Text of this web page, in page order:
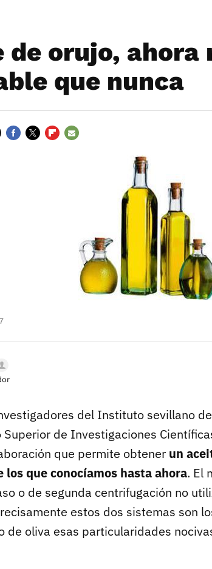
de orujo, ahora
que nunca
del Instituto sevillano
Superior de Investigaciones
que permite obtener un
los que conocíamos hasta ahora. El
o de segunda centrifugación no
estos dos sistemas son
de oliva esas particularidades